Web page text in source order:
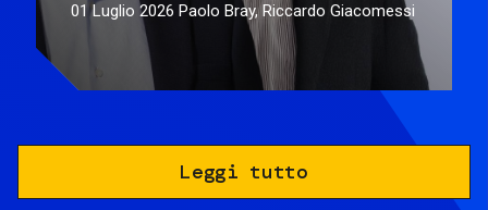
01 Luglio 2026 Paolo Bray, Riccardo Giacomessi
Leggi tutto